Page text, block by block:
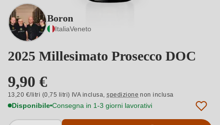
Boron
ItaliaVeneto
2025 Millesimato Prosecco DOC
9,90 €
13,20 €/litri (0,75 litri) IVA inclusa,spedizione non inclusa
Disponibile Consegna in 1-3 giorni lavorativi